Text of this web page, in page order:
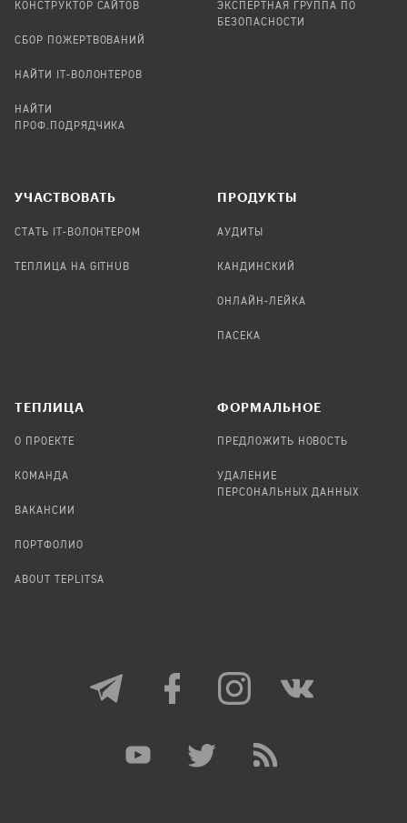
КОНСТРУКТОР САЙТОВ
СБОР ПОЖЕРТВОВАНИЙ
НАЙТИ IT-ВОЛОНТЕРОВ
НАЙТИ
ПРОФ.ПОДРЯДЧИКА
ЭКСПЕРТНАЯ ГРУППА ПО
БЕЗОПАСНОСТИ
УЧАСТВОВАТЬ
СТАТЬ IT-ВОЛОНТЕРОМ
ТЕПЛИЦА НА GITHUB
ПРОДУКТЫ
АУДИТЫ
КАНДИНСКИЙ
ОНЛАЙН-ЛЕЙКА
ПАСЕКА
TЕПЛИЦА
О ПРОЕКТЕ
КОМАНДА
ВАКАНСИИ
ПОРТФОЛИО
ABOUT TEPLITSA
ФОРМАЛЬНОЕ
ПРЕДЛОЖИТЬ НОВОСТЬ
УДАЛЕНИЕ
ПЕРСОНАЛЬНЫХ ДАННЫХ